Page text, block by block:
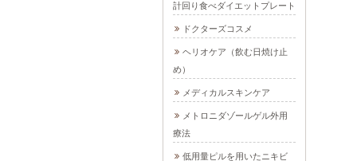
計回り食べダイエットプレート
ドクターズコスメ
ヘリオケア（飲む日焼け止
め）
メディカルスキンケア
メトロニダゾールゲル外用
療法
低用量ピルを用いたニキビ